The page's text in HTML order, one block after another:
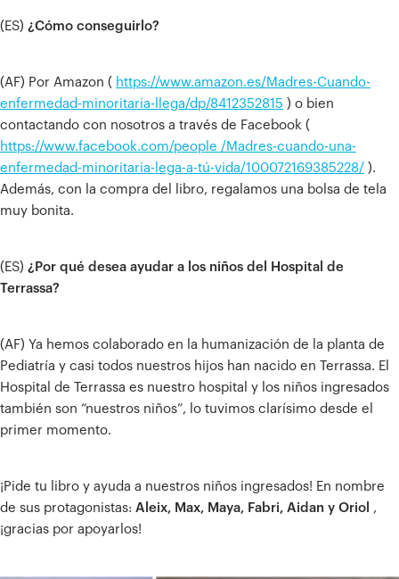
(ES) ¿Cómo conseguirlo?
(AF) Por Amazon ( https://www.amazon.es/Madres-Cuando-
enfermedad-minoritaria-llega/dp/8412352815 ) o bien
contactando con nosotros a través de Facebook (
https://www.facebook.com/people /Madres-cuando-una-
enfermedad-minoritaria-lega-a-tú-vida/100072169385228/ ).
Además, con la compra del libro, regalamos una bolsa de tela
muy bonita.
(ES) ¿Por qué desea ayudar a los niños del Hospital de
Terrassa?
(AF) Ya hemos colaborado en la humanización de la planta de
Pediatría y casi todos nuestros hijos han nacido en Terrassa. El
Hospital de Terrassa es nuestro hospital y los niños ingresados
también son “nuestros niños”, lo tuvimos clarísimo desde el
primer momento.
¡Pide tu libro y ayuda a nuestros niños ingresados! En nombre
de sus protagonistas: Aleix, Max, Maya, Fabri, Aidan y Oriol ,
¡gracias por apoyarlos!